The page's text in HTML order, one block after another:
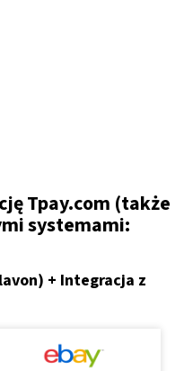
Tpay.com (także
systemami:
+ Integracja z